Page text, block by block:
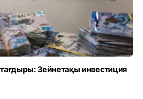
Зейнетақы инвестиция